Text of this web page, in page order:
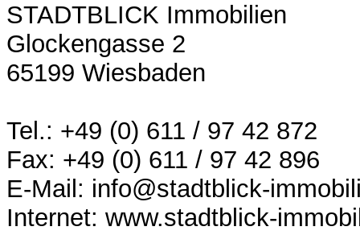
STADTBLICK Immobilien
Glockengasse 2
65199 Wiesbaden
Tel.: +49 (0) 611 / 97 42 872
Fax: +49 (0) 611 / 97 42 896
E-Mail: info@stadtblick-
Internet: www.stadtblick-